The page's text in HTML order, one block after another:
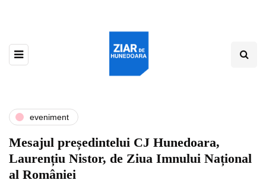
eveniment
Mesajul președintelui CJ Hunedoara,
Laurențiu Nistor, de Ziua Imnului Național
al României